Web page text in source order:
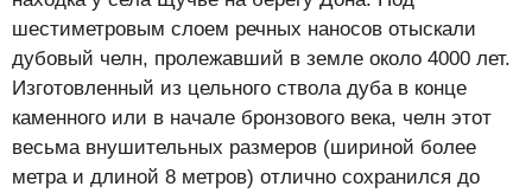
шестиметровым слоем речных наносов отыскали
дубовый челн, пролежавший в земле около 4000 лет.
Изготовленный из цельного ствола дуба в конце
каменного или в начале бронзового века, челн этот
весьма внушительных размеров (шириной более
метра и длиной 8 метров) отлично сохранился до